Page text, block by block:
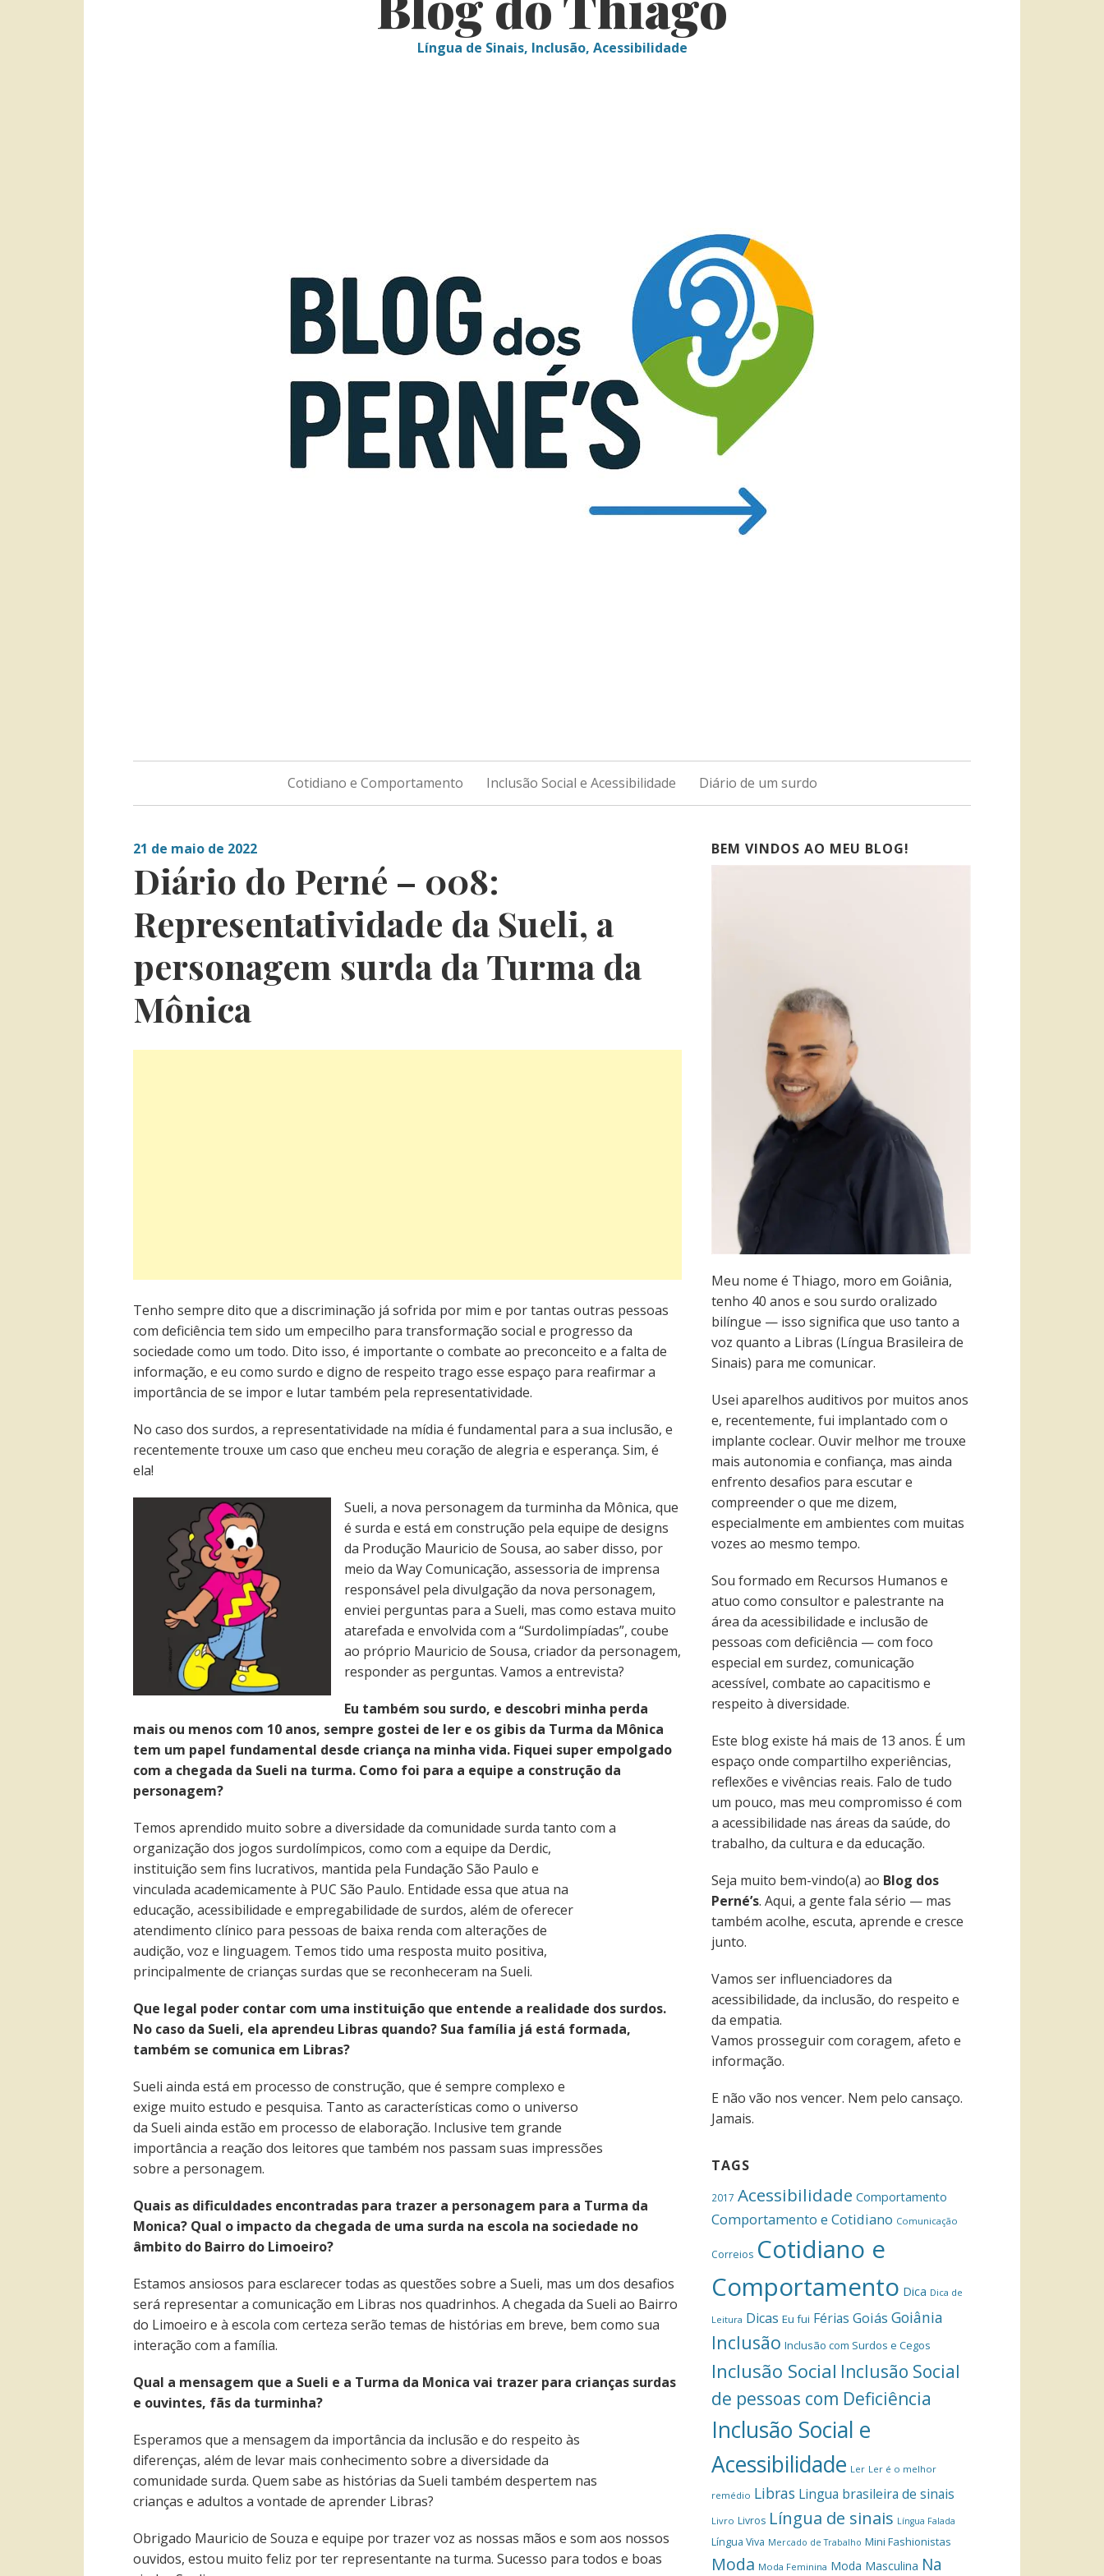
Língua de Sinais, Inclusão, Acessibilidade
Cotidiano e Comportamento Inclusão Social e Acessibilidade Diário de um surdo
21 de maio de 2022
Diário do Perné – 008:
Representatividade da Sueli, a
personagem surda da Turma da
Mônica
Tenho sempre dito que a discriminação já sofrida por mim e por tantas outras pessoas
com deficiência tem sido um empecilho para transformação social e progresso da
sociedade como um todo. Dito isso, é importante o combate ao preconceito e a falta de
informação, e eu como surdo e digno de respeito trago esse espaço para reafirmar a
importância de se impor e lutar também pela representatividade.
No caso dos surdos, a representatividade na mídia é fundamental para a sua inclusão, e
recentemente trouxe um caso que encheu meu coração de alegria e esperança. Sim, é
ela!
Sueli, a nova personagem da turminha da Mônica, que
é surda e está em construção pela equipe de designs
da Produção Mauricio de Sousa, ao saber disso, por
meio da Way Comunicação, assessoria de imprensa
responsável pela divulgação da nova personagem,
enviei perguntas para a Sueli, mas como estava muito
atarefada e envolvida com a “Surdolimpíadas”, coube
ao próprio Mauricio de Sousa, criador da personagem,
responder as perguntas. Vamos a entrevista?
Eu também sou surdo, e descobri minha perda
mais ou menos com 10 anos, sempre gostei de ler e os gibis da Turma da Mônica
tem um papel fundamental desde criança na minha vida. Fiquei super empolgado
com a chegada da Sueli na turma. Como foi para a equipe a construção da
personagem?
Temos aprendido muito sobre a diversidade da comunidade surda tanto com a
organização dos jogos surdolímpicos, como com a equipe da Derdic,
instituição sem fins lucrativos, mantida pela Fundação São Paulo e
vinculada academicamente à PUC São Paulo. Entidade essa que atua na
educação, acessibilidade e empregabilidade de surdos, além de oferecer
atendimento clínico para pessoas de baixa renda com alterações de
audição, voz e linguagem. Temos tido uma resposta muito positiva,
principalmente de crianças surdas que se reconheceram na Sueli.
Que legal poder contar com uma instituição que entende a realidade dos surdos.
No caso da Sueli, ela aprendeu Libras quando? Sua família já está formada,
também se comunica em Libras?
Sueli ainda está em processo de construção, que é sempre complexo e
exige muito estudo e pesquisa. Tanto as características como o universo
da Sueli ainda estão em processo de elaboração. Inclusive tem grande
importância a reação dos leitores que também nos passam suas impressões
sobre a personagem.
Quais as dificuldades encontradas para trazer a personagem para a Turma da
Monica? Qual o impacto da chegada de uma surda na escola na sociedade no
âmbito do Bairro do Limoeiro?
Estamos ansiosos para esclarecer todas as questões sobre a Sueli, mas um dos desafios
será representar a comunicação em Libras nos quadrinhos. A chegada da Sueli ao Bairro
do Limoeiro e à escola com certeza serão temas de histórias em breve, bem como sua
interação com a família.
Qual a mensagem que a Sueli e a Turma da Monica vai trazer para crianças surdas
e ouvintes, fãs da turminha?
Esperamos que a mensagem da importância da inclusão e do respeito às
diferenças, além de levar mais conhecimento sobre a diversidade da
comunidade surda. Quem sabe as histórias da Sueli também despertem nas
crianças e adultos a vontade de aprender Libras?
Obrigado Mauricio de Souza e equipe por trazer voz as nossas mãos e som aos nossos
ouvidos, estou muito feliz por ter representante na turma. Sucesso para todos e boas
BEM VINDOS AO MEU BLOG!
Meu nome é Thiago, moro em Goiânia,
tenho 40 anos e sou surdo oralizado
bilíngue — isso significa que uso tanto a
voz quanto a Libras (Língua Brasileira de
Sinais) para me comunicar.
Usei aparelhos auditivos por muitos anos
e, recentemente, fui implantado com o
implante coclear. Ouvir melhor me trouxe
mais autonomia e confiança, mas ainda
enfrento desafios para escutar e
compreender o que me dizem,
especialmente em ambientes com muitas
vozes ao mesmo tempo.
Sou formado em Recursos Humanos e
atuo como consultor e palestrante na
área da acessibilidade e inclusão de
pessoas com deficiência — com foco
especial em surdez, comunicação
acessível, combate ao capacitismo e
respeito à diversidade.
Este blog existe há mais de 13 anos. É um
espaço onde compartilho experiências,
reflexões e vivências reais. Falo de tudo
um pouco, mas meu compromisso é com
a acessibilidade nas áreas da saúde, do
trabalho, da cultura e da educação.
Seja muito bem-vindo(a) ao Blog dos
Perné’s. Aqui, a gente fala sério — mas
também acolhe, escuta, aprende e cresce
junto.
Vamos ser influenciadores da
acessibilidade, da inclusão, do respeito e
da empatia.
Vamos prosseguir com coragem, afeto e
informação.
E não vão nos vencer. Nem pelo cansaço.
Jamais.
TAGS
2017 Acessibilidade Comportamento
Comportamento e Cotidiano Comunicação
Correios Cotidiano e
Comportamento Dica Dica de
Leitura Dicas Eu fui Férias Goiás Goiânia
Inclusão Inclusão com Surdos e Cegos
Inclusão Social Inclusão Social
de pessoas com Deficiência
Inclusão Social e
Acessibilidade Ler Ler é o melhor
remédio Libras Lingua brasileira de sinais
Livro Livros Língua de sinais Língua Falada
Língua Viva Mercado de Trabalho Mini Fashionistas
Moda Moda Feminina Moda Masculina Na